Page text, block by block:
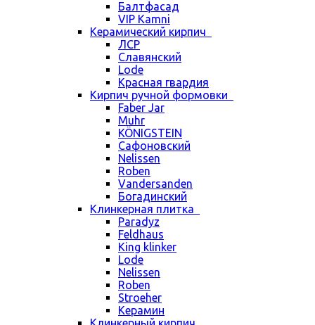
Балтфасад
VIP Kamni
Керамический кирпич
ЛСР
Славянский
Lode
Красная гвардия
Кирпич ручной формовки
Faber Jar
Muhr
KÖNIGSTEIN
Сафоновский
Nelissen
Roben
Vandersanden
Богадинский
Клинкерная плитка
Paradyz
Feldhaus
King klinker
Lode
Nelissen
Roben
Stroeher
Керамин